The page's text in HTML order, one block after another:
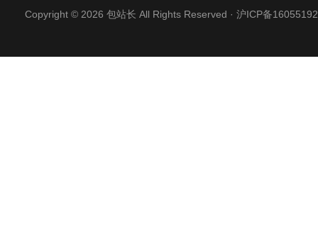
Copyright © 2026 包站长 All Rights Reserved · 沪ICP备